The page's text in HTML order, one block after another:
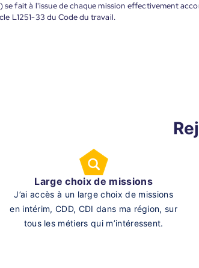
se fait à l'issue de chaque mission effectivement
L1251-33 du Code du travail.
Large choix de missions
J’ai accès à un large choix de missions
en intérim, CDD, CDI dans ma région, sur
tous les métiers qui m’intéressent.